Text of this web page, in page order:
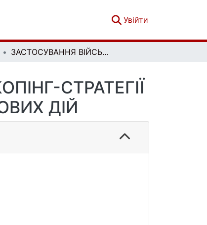
Увійти
ЗАСТОСУВАННЯ ВІЙСЬКОВОСЛУЖБОВЦЯМИ КОПІНГ-СТРАТЕГІЇ УНИКНЕННЯ В УМОВАХ ВЕДЕННЯ БОЙОВИХ ДІЙ
СТРАТЕГІЇ
ДІЙ